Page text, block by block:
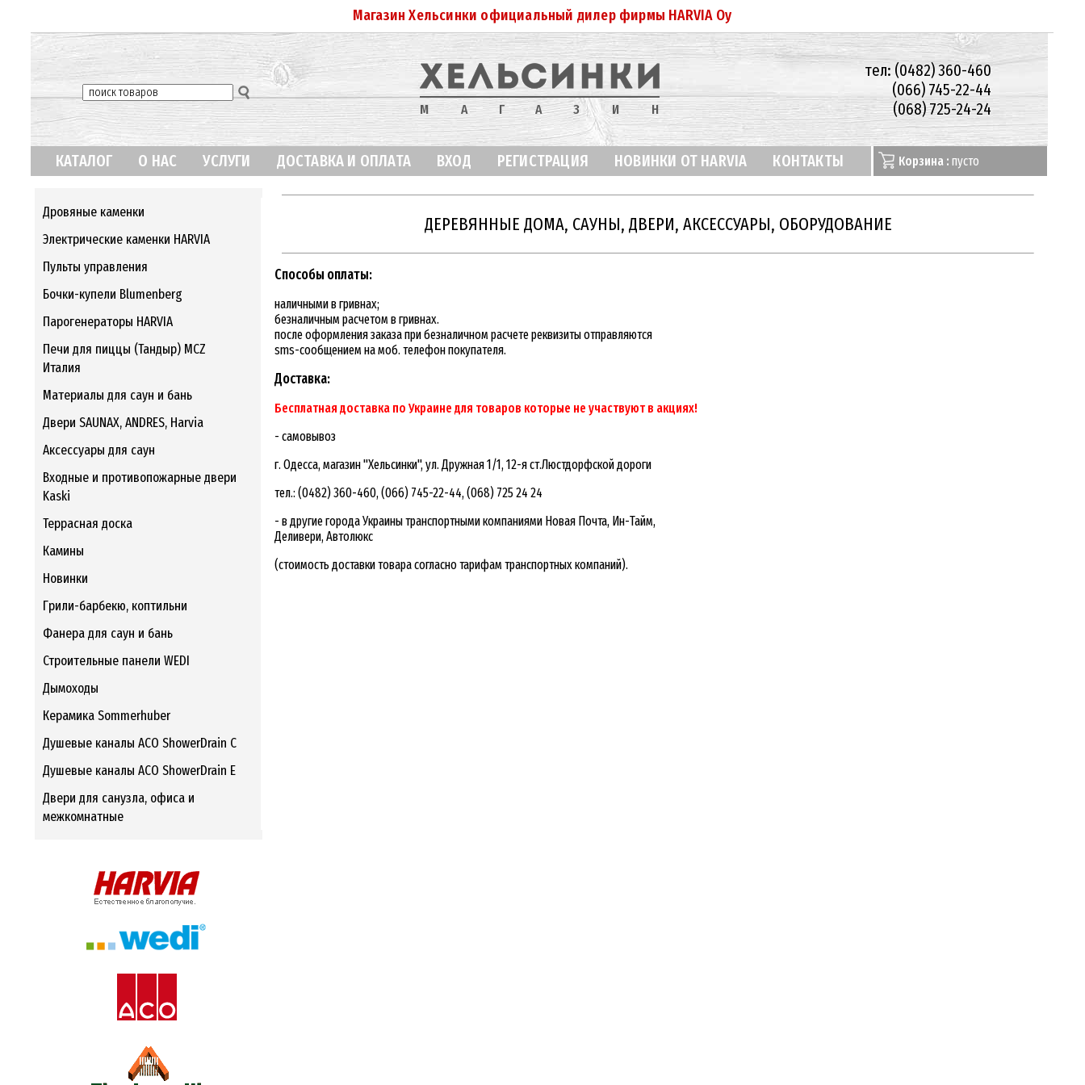
Магазин Хельсинки официальный дилер фирмы HARVIA Oy
МАГАЗИН
тел: (0482) 360-460
(066) 745-22-44
(068) 725-24-24
КАТАЛОГ О НАС УСЛУГИ ДОСТАВКА И ОПЛАТА ВХОД РЕГИСТРАЦИЯ НОВИНКИ ОТ HARVIA КОНТАКТЫ Корзина : пусто
Дровяные каменки
Электрические каменки HARVIA
Пульты управления
Бочки-купели Blumenberg
Парогенераторы HARVIA
Печи для пиццы (Тандыр) MCZ
Италия
Материалы для саун и бань
Двери SAUNAX, ANDRES, Harvia
Аксессуары для саун
Входные и противопожарные двери
Kaski
Террасная доска
Камины
Новинки
Грили-барбекю, коптильни
Фанера для саун и бань
Строительные панели WEDI
Дымоходы
Керамика Sommerhuber
Душевые каналы ACO ShowerDrain C
Душевые каналы ACO ShowerDrain E
Двери для санузла, офиса и
межкомнатные
ДЕРЕВЯННЫЕ ДОМА, САУНЫ, ДВЕРИ, АКСЕССУАРЫ, ОБОРУДОВАНИЕ
Способы оплаты:
наличными в гривнах;
безналичным расчетом в гривнах.
после оформления заказа при безналичном расчете реквизиты отправляются
sms-сообщением на моб. телефон покупателя.
Доставка:
Бесплатная доставка по Украине для товаров которые не участвуют в акциях!
- самовывоз
г. Одесса, магазин "Хельсинки", ул. Дружная 1/1, 12-я ст.Люстдорфской дороги
тел.: (0482) 360-460, (066) 745-22-44, (068) 725 24 24
- в другие города Украины транспортными компаниями Новая Почта, Ин-Тайм,
Деливери, Автолюкс
(стоимость доставки товара согласно тарифам транспортных компаний).